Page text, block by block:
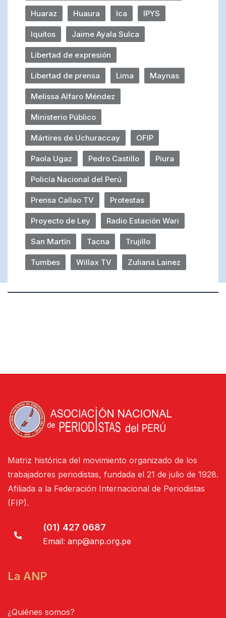
Huaraz Huaura Ica IPYS
Iquitos Jaime Ayala Sulca
Libertad de expresión
Libertad de prensa Lima Maynas
Melissa Alfaro Méndez
Ministerio Público
Mártires de Uchuraccay OFIP
Paola Ugaz Pedro Castillo Piura
Policía Nacional del Perú
Prensa Callao TV Protestas
Proyecto de Ley Radio Estación Wari
San Martín Tacna Trujillo
Tumbes Willax TV Zuliana Lainez
Matriz histórica del movimiento organizado de los
trabajadores periodistas, fundada el 21 de julio de 1928.
Afiliada a la Federación Internacional de Periodistas
(FIP).
(01) 427 0687
Email: anp@anp.org.pe
La ANP
¿Quiénes somos?